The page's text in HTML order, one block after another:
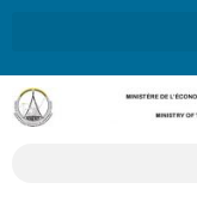
Retrouvez ici la